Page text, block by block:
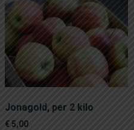
Jonagold, per 2 kilo
€5,00